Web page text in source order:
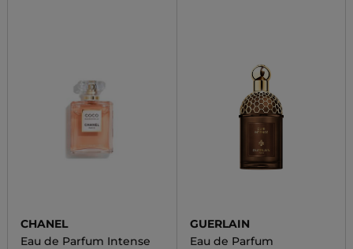
CHANEL
Eau de Parfum Intense
GUERLAIN
Eau de Parfum